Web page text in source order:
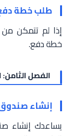
طلب خطة
إذا لم تتمكن من
خطة دفع.
الفصل
إنشاء
يساعدك إنشاء